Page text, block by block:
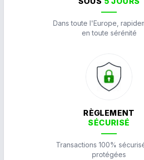
Dans toute l'Europe,
en toute sérénité
RÈGLEMENT
SÉCURISÉ
Transactions 100%
protégées